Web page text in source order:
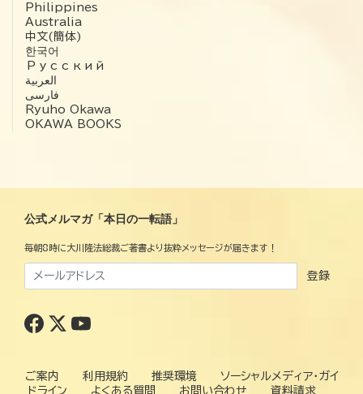
Philippines
Australia
中文(簡体)
한국어
Русский
العربية‏
فارسی
Ryuho Okawa
OKAWA BOOKS
公式メルマガ「本日の一転語」
毎朝8時に大川隆法総裁ご著書より抜粋メッセージが届きます！
登録
ご案内 利用規約 推奨環境
ソーシャルメディア・ガイ
ドライン
よくある質問 お問い合わせ 資料請求